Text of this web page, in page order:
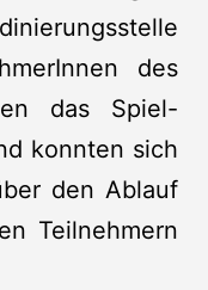
des
das Spiel-
konnten sich
den Ablauf
Teilnehmern